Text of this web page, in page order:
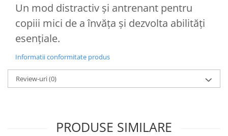
Un mod distractiv și antrenant pentru
copiii mici de a învăța și dezvolta abilități
esențiale.
Informatii conformitate produs
Review-uri(0)
PRODUSE SIMILARE